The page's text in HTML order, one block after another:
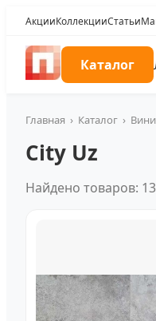
АкцииКоллекцииСтатьи
Каталог
Главная › Каталог ›
City Uz
Найдено товаров: 13